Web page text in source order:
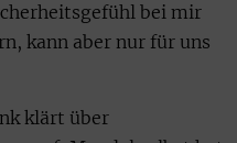
bei mir
kann aber nur für uns
klärt über